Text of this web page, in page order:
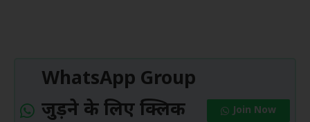
WhatsApp Group
जुड़ने के लिए क्लिक
Join Now